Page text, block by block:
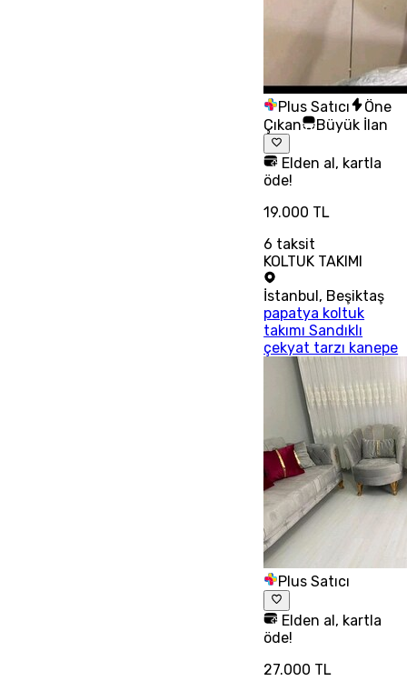
Plus Satıcı
Öne
Çıkan
Büyük İlan
Elden al, kartla
öde!
19.000 TL
6 taksit
KOLTUK TAKIMI
İstanbul , Beşiktaş
papatya koltuk
takımı Sandıklı
çekyat tarzı kanepe
Plus Satıcı
Elden al, kartla
öde!
27.000 TL